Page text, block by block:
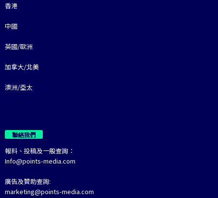
香港
中國
英國/歐洲
加拿大/北美
澳洲/亞太
聯絡我們
報料、投稿及一般查詢：
Info@points-media.com
廣告及贊助查詢:
marketing@points-media.com